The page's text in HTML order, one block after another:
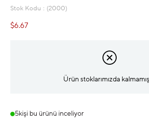
Stok Kodu (2000)
$6.67
Ürün stoklarımızda
5kişi bu ürünü inceliyor